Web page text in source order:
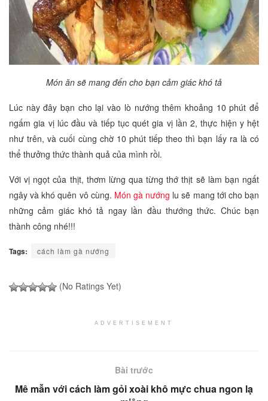
Món ăn sẽ mang đến cho bạn cảm giác khó tả
Lúc này đây bạn cho lại vào lò nướng thêm khoảng 10 phút để
ngấm gia vị lúc đầu và tiếp tục quét gia vị lần 2, thực hiện y hệt
như trên, và cuối cùng chờ 10 phút tiếp theo thì bạn lấy ra là có
thể thưởng thức thành quả của mình rồi.
Với vị ngọt của thịt, thơm lừng qua từng thớ thịt sẽ làm bạn ngất
ngây và khó quên vô cùng. Món gà nướng lu sẽ mang tới cho bạn
những cảm giác khó tả ngay lần đầu thướng thức. Chúc bạn
thành công nhé!!!
Tags: cách làm gà nướng
(No Ratings Yet)
ADVERTISEMENT
Bài trước
Mê mẫn với cách làm gỏi xoài khô mực chua ngon lạ